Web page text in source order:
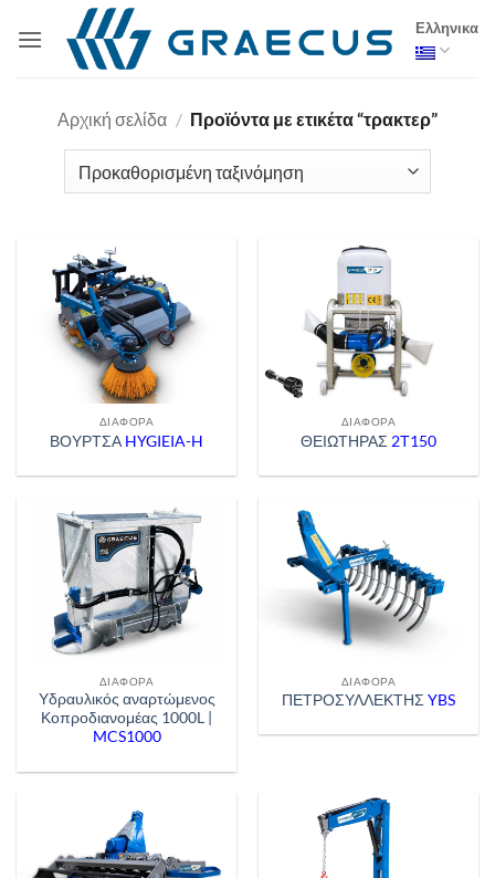
στο
περιεχόμενο
Ελληνικα
Αρχική σελίδα / Προϊόντα με ετικέτα “τρακτερ”
ΔΙΆΦΟΡΑ
ΒΟΥΡΤΣΑ HYGIEIA-H
ΔΙΆΦΟΡΑ
ΘΕΙΩΤΗΡΑΣ 2Τ150
ΔΙΆΦΟΡΑ
Υδραυλικός αναρτώμενος
Κοπροδιανομέας 1000L |
MCS1000
ΔΙΆΦΟΡΑ
ΠΕΤΡΟΣΥΛΛΕΚΤΗΣ YBS